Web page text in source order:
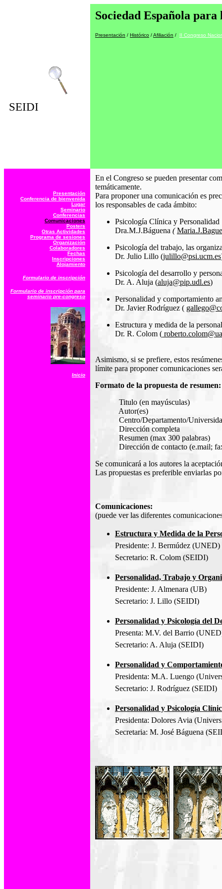
SEIDI
Sociedad Española
Presentación / Histórico /Afiliación / II Congreso
Presentación
Conferencia de bienvenida
Lugar
Seminario
Conferencias
Comunicaciones
Posters
Otras Actividades
Programa de sesiones
Organización
Colaboradores
Fechas
Inscripciones
Alojamiento
Formulario de inscripción
Formulario de inscripción para
seminario pre-congreso
Inicio
En el Congreso se pueden presentar
temáticamente.
Para proponer una comunicación es
los responsables de cada ámbito:
Psicología Clínica y Personalidad
Dra.M.J.Báguena (
Psicología del trabajo, las
Dr. Julio Lillo (julillo@psi.ucm.es
Psicología del desarrollo y
Dr. A. Aluja (aluja@pip.udl.es)
Personalidad y comportamiento
Dr. Javier Rodríguez (
Estructura y medida de la
Dr. R. Colom (
Asimismo, si se prefiere, estos
límite para proponer comunicaciones
Formato de la propuesta de resumen:
Titulo (en mayúsculas)
Autor(es)
Centro/Departamento/
Dirección completa
Resumen (max 300 palabras)
Dirección de contacto (e.mail;
Se comunicará a los autores la
Las propuestas es preferible enviarlas
Comunicaciones:
(puede ver las diferentes
Estructura y Medida de la
Presidente: J. Bermúdez (UNED)
Secretario: R. Colom (SEIDI)
Personalidad, Trabajo y
Presidente: J. Almenara (UB)
Secretario: J. Lillo (SEIDI)
Personalidad y Psicología del
Presenta: M.V. del Barrio
Secretario: A. Aluja (SEIDI)
Personalidad y
Presidenta: M.A. Luengo
Secretario: J. Rodríguez (SEIDI)
Personalidad y Psicología
Presidenta: Dolores Avia
Secretaria: M. José Báguena